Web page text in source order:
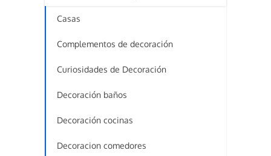
Casas
Complementos de decoración
Curiosidades de Decoración
Decoración baños
Decoración cocinas
Decoracion comedores